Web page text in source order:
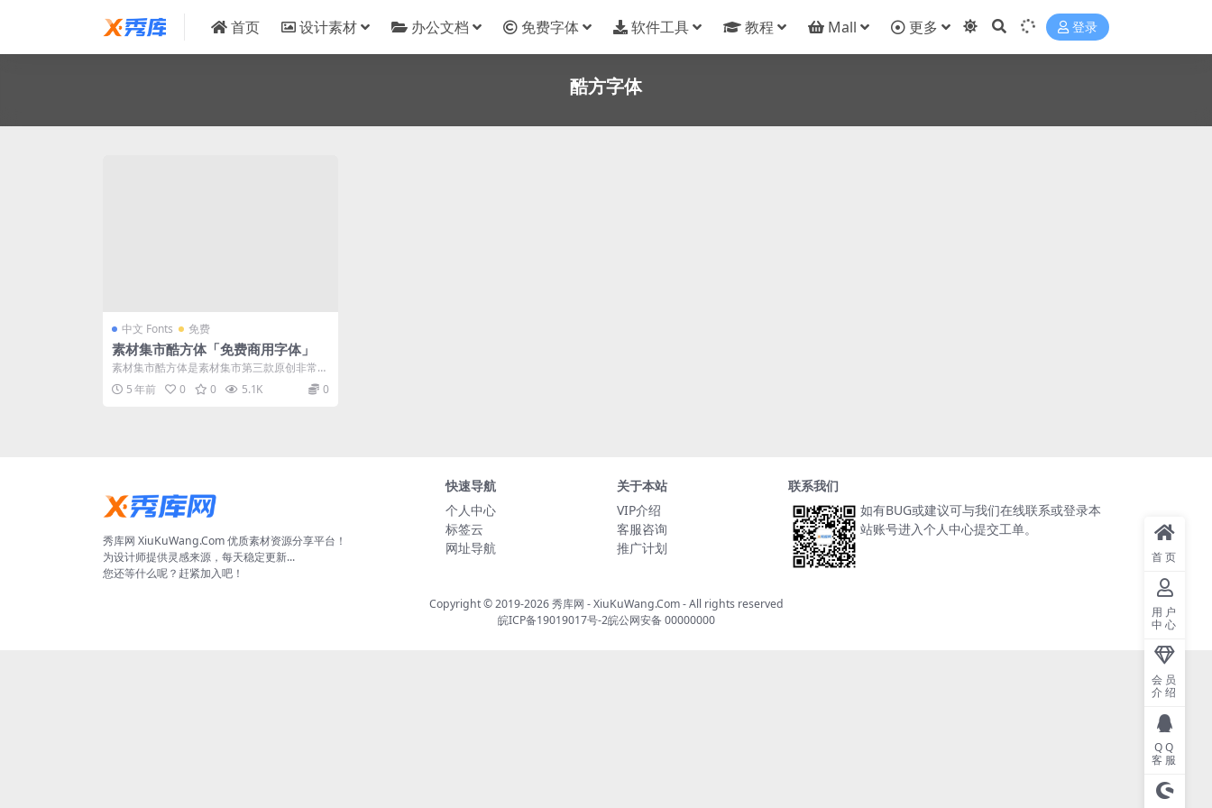
首页 设计素材 办公文档 免费字体 软件工具 教程 Mall 更多 登录
酷方字体
中文 Fonts 免费
素材集市酷方体「免费商用字体」
素材集市酷方体是素材集市第三款原创非常酷
中文字体，这款字体免费可商用，适用于很
多...5 年前 0 0 5.1K 0
秀库网 XiuKuWang.Com 优质素材资源分享平台！
为设计师提供灵感来源，每天稳定更新...
您还等什么呢？赶紧加入吧！
快速导航
个人中心
标签云
网址导航
关于本站
VIP介绍
客服咨询
推广计划
联系我们
如有BUG或建议可与我们在线联系或登录本
站账号进入个人中心提交工单。
Copyright © 2019-2026秀库网 - XiuKuWang.Com- All rights reserved
皖ICP备19019017号-2皖公网安备 00000000
首页
用户
中心
会员
介绍
QQ
客服